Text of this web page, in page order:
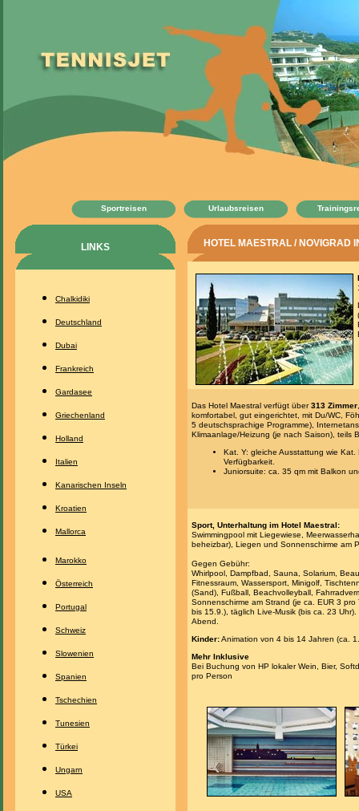
Sportreisen Urlaubsreisen
LINKS
Chalkidiki
Deutschland
Dubai
Frankreich
Gardasee
Griechenland
Holland
Italien
Kanarischen Inseln
Kroatien
Mallorca
Marokko
Österreich
Portugal
Schweiz
Slowenien
Spanien
Tschechien
Tunesien
Türkei
Ungarn
USA
HOTEL MAESTRAL / NOVIGRAD
Das Hotel Maestral verfügt über313 Zimmer
komfortabel, gut eingerichtet, mit Du/WC,
5 deutschsprachige Programme),
Klimaanlage/Heizung (je nach Saison), teils
Kat. Y: gleiche Ausstattung wie Kat.
Verfügbarkeit.
Juniorsuite: ca. 35 qm mit Balkon
Sport, Unterhaltung im Hotel Maestral:
Swimmingpool mit Liegewiese,
beheizbar), Liegen und Sonnenschirme am
Gegen Gebühr:
Whirlpool, Dampfbad, Sauna, Solarium,
Fitnessraum, Wassersport, Minigolf,
(Sand), Fußball, Beachvolleyball,
Sonnenschirme am Strand (je ca. EUR 3 pro
bis 15.9.), täglich Live-Musik (bis ca. 23
Abend.
Kinder:Animation von 4 bis 14 Jahren (ca.
Mehr Inklusive
Bei Buchung von HP lokaler Wein, Bier,
pro Person